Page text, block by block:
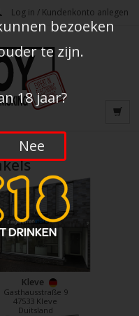
Log in / Kundenkonto anlegen
Kleve
Gasthausstraße 9
47533 Kleve
Duitsland
bezoeken
te zijn.
18 jaar?
Nee